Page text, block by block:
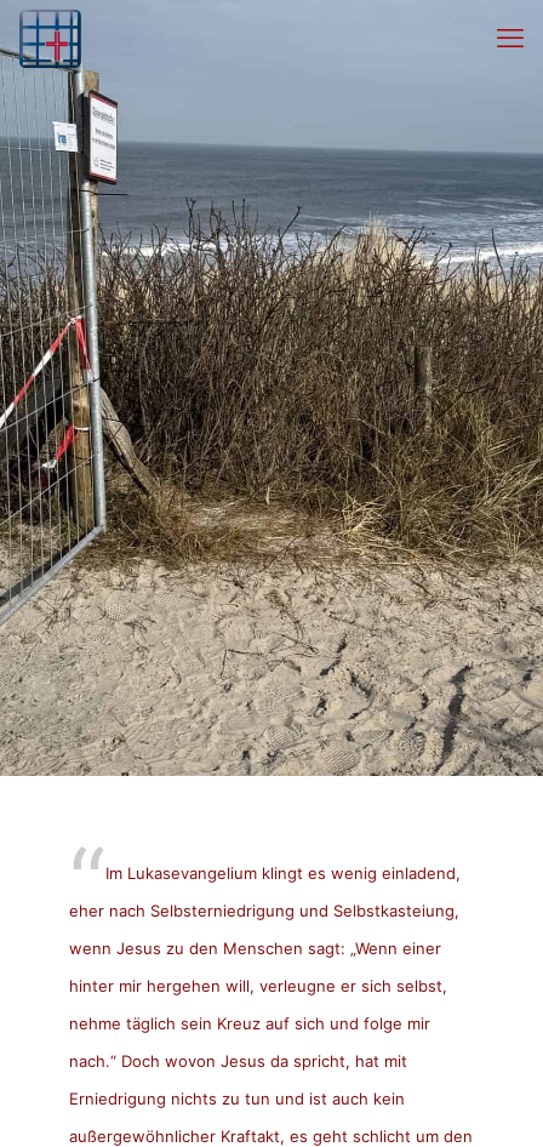
Im Lukasevangelium klingt es wenig einladend,
eher nach Selbsterniedrigung und Selbstkasteiung,
wenn Jesus zu den Menschen sagt: „Wenn einer
hinter mir hergehen will, verleugne er sich selbst,
nehme täglich sein Kreuz auf sich und folge mir
nach.“ Doch wovon Jesus da spricht, hat mit
Erniedrigung nichts zu tun und ist auch kein
außergewöhnlicher Kraftakt, es geht schlicht um den